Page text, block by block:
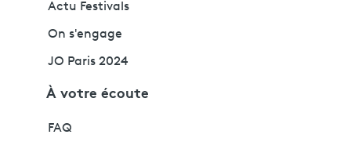
Actu Festivals
On s'engage
JO Paris 2024
À votre écoute
FAQ